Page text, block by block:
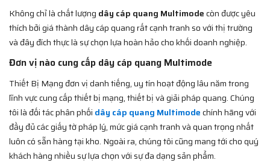
Không chỉ là chất lượng dây cáp quang Multimodecòn được yêu
thích bởi giá thành dây cáp quang rất cạnh tranh so với thị trường
và đây đích thực là sự chọn lựa hoàn hảo cho khối doanh nghiệp.
Đơn vị nào cung cấp dây cáp quang Multimode
Thiết Bị Mạng đơn vị danh tiếng, uy tín hoạt động lâu năm trong
lĩnh vực cung cấp thiết bị mạng, thiết bị và giải pháp quang. Chúng
tôi là đối tác phân phối dây cáp quang Multimodechính hãng với
đầy đủ các giấy tờ pháp lý, mức giá cạnh tranh và quan trọng nhất
luôn có sẵn hàng tại kho. Ngoài ra, chúng tôi cũng mang tới cho quý
khách hàng nhiều sự lựa chọn với sự đa dạng sản phẩm.